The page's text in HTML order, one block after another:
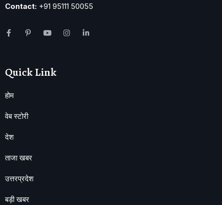
Contact: +91 95111 50055
Quick Link
होम
वेब स्टोरी
देश
ताजा खबर
उत्तरप्रदेश
बड़ी खबर